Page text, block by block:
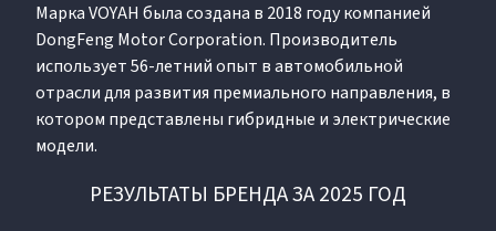
Марка VOYAH была создана в 2018 году компанией
DongFeng Motor Corporation. Производитель
использует 56-летний опыт в автомобильной
отрасли для развития премиального направления, в
котором представлены гибридные и электрические
модели.
РЕЗУЛЬТАТЫ БРЕНДА ЗА 2025 ГОД